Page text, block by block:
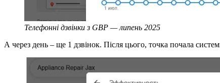
Телефонні дзвінки з GBP — липень 2025
А через день – ще 1 дзвінок. Після цього, точка почала